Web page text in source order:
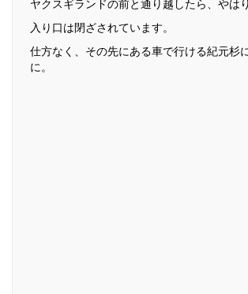
ヤクスギランドの前と通り越したら、やは
入り口は閉ざされています。
仕方なく、その先にある車で行ける紀元杉
に。